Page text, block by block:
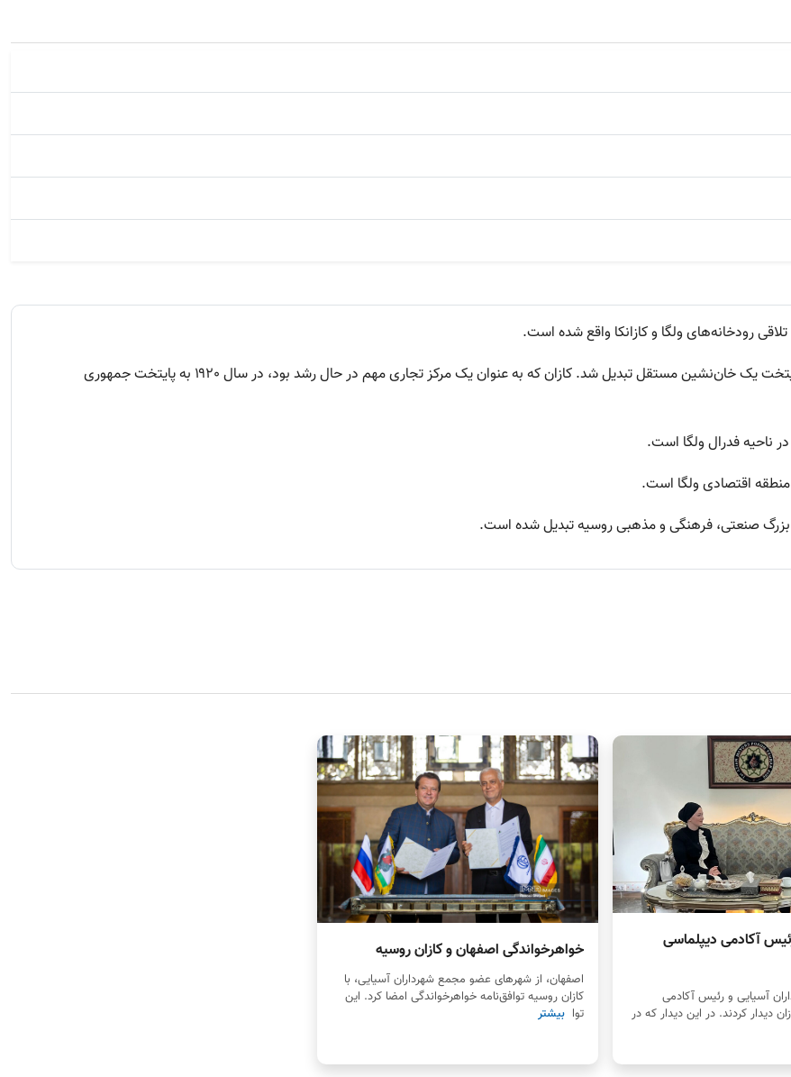
رودخانه‌های ولگا و کازانکا واقع شده است.
قازان باستان در اواخر قرن سیزدهم تأسیس شد و در قرن پانزدهم به پایتخت یک خان‌نشین مستقل تبدیل شد. کازان که به عنوان یک مرکز تجاری مهم در حال رشد بود، در سال ۱۹۲۰ به پایتخت جمهوری
ناحیه فدرال ولگا است.
اقتصادی ولگا است.
بزرگ صنعتی، فرهنگی و مذهبی روسیه تبدیل شده است.
آکادمی دیپلماسی
آسیایی و رئیس آکادمی
دیدار کردند. در این دیدار که در
خواهرخواندگی اصفهان و کازان روسیه
اصفهان، از شهرهای عضو مجمع شهرداران آسیایی، با
کازان روسیه توافق‌نامه خواهرخواندگی امضا کرد. این
توا بیشتر